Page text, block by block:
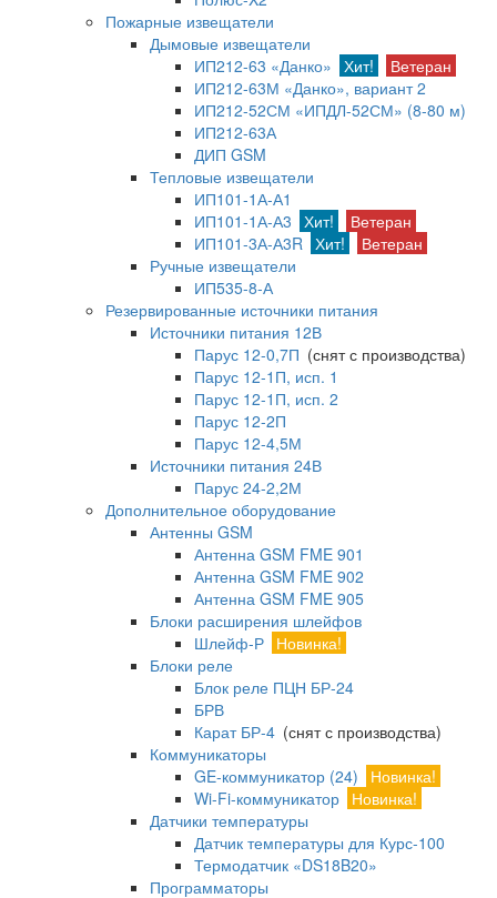
Пожарные извещатели
Дымовые извещатели
ИП212-63 «Данко» Хит!
Ветеран
ИП212-63М «Данко», вариант 2
ИП212-52СМ «ИПДЛ-52СМ» (8-80 м)
ИП212-63А
ДИП GSM
Тепловые извещатели
ИП101-1А-А1
ИП101-1А-А3 Хит!
Ветеран
ИП101-3А-А3R Хит!
Ветеран
Ручные извещатели
ИП535-8-А
Резервированные источники питания
Источники питания 12В
Парус 12-0,7П (снят с производства)
Парус 12-1П, исп. 1
Парус 12-1П, исп. 2
Парус 12-2П
Парус 12-4,5М
Источники питания 24В
Парус 24-2,2М
Дополнительное оборудование
Антенны GSM
Антенна GSM FME 901
Антенна GSM FME 902
Антенна GSM FME 905
Блоки расширения шлейфов
Шлейф-Р Новинка!
Блоки реле
Блок реле ПЦН БР-24
БРВ
Карат БР-4 (снят с производства)
Коммуникаторы
GE-коммуникатор (24)
Новинка!
Wi-Fi-коммуникатор Новинка!
Датчики температуры
Датчик температуры для Курс-100
Термодатчик «DS18B20»
Программаторы